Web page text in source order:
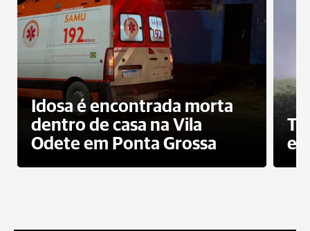
Idosa é encontrada morta
dentro de casa na Vila
Odete em Ponta Grossa
e